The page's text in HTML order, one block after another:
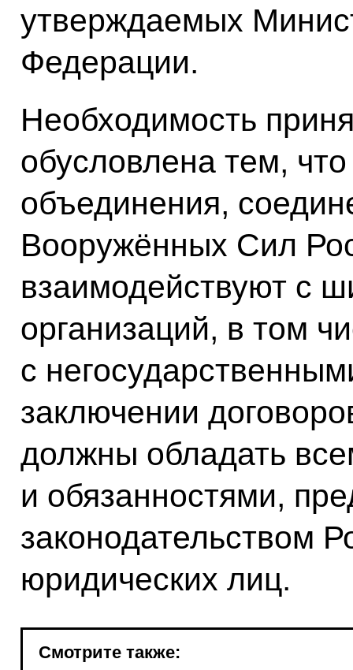
утверждаемых
Федерации.
Необходимость
обусловлена тем,
объединения,
Вооружённых Сил
взаимодействуют с
организаций, в том
с
заключении
должны обладать
и обязанностями,
законодательством
юридических лиц.
Смотрите также: